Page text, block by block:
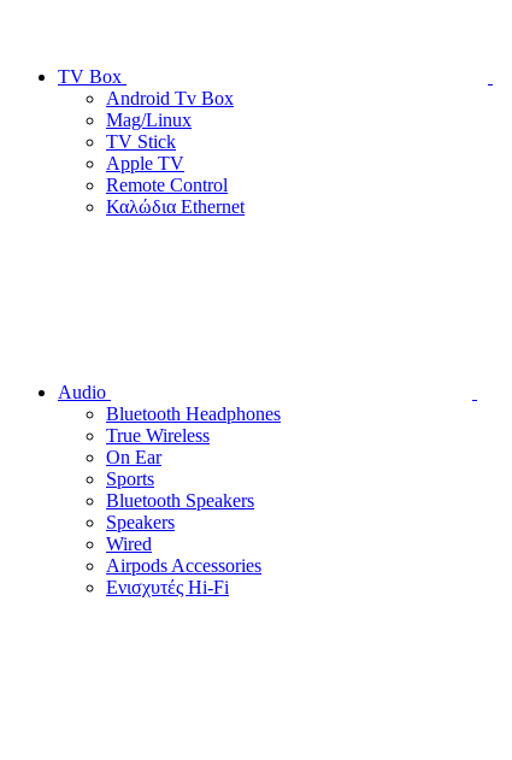
TV Box
Android Tv Box
Mag/Linux
TV Stick
Apple TV
Remote Control
Καλώδια Ethernet
Audio
Bluetooth Headphones
True Wireless
On Ear
Sports
Bluetooth Speakers
Speakers
Wired
Airpods Accessories
Ενισχυτές Hi-Fi